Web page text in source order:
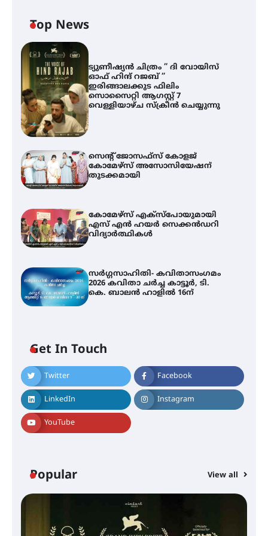
Top News
ട്യുണീഷ്യൻ ചിത്രം ” ദി വോയിസ്
ഓഫ് ഹിന്ദ് റജബ് ”
ഇരിങ്ങാലക്കുട ഫിലിം
സൊസൈറ്റി ആഗസ്റ്റ് 7
വെള്ളിയാഴ്ച സ്‌ക്രീൻ ചെയ്യുന്നു
സെന്റ് ജോസഫ്സ് കോളജ്
കോമേഴ്‌സ് അസോസിയേഷന്
തുടക്കമായി
കോമേഴ്സ് എക്സ്പോയുമായി
എസ് എൻ ഹയർ സെക്കൻഡറി
വിദ്യാർത്ഥികൾ
സർഗ്ഗസാഹിതി- കവിതാസംഗമം
2026 കവിതാ ചർച്ച കാട്ടൂർ, ടി.
കെ. ബാലൻ ഹാളിൽ 16ന്
Get In Touch
Twitter Facebook
LinkedIn Instagram
YouTube
Popular View all
സെന്റ് ജോസഫ്സ് കോളജ്
കോമേഴ്‌സ് അസോസിയേഷന്